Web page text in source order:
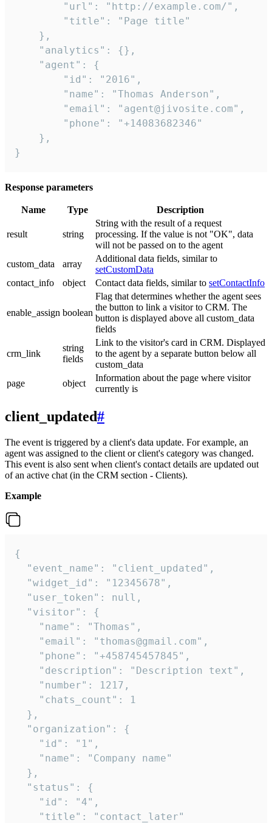
        "url": "http://example.com/",
        "title": "Page title"
    },
    "analytics": {},
    "agent": {
        "id": "2016",
        "name": "Thomas Anderson",
        "email": "agent@jivosite.com",
        "phone": "+14083682346"
    },
}
Response parameters
Name Type Description
result string
String with the result of a request
processing. If the value is not "OK", data
will not be passed on to the agent
custom_data
array
Additional data fields, similar to
setCustomData
contact_info
object Contact data fields, similar to setContactInfo
enable_assign boolean
Flag that determines whether the agent sees
the button to link a visitor to CRM. The
button is displayed above all custom_data
fields
crm_link
string
fields
Link to the visitor's card in CRM. Displayed
to the agent by a separate button below all
custom_data
page
object
Information about the page where visitor
currently is
client_updated#
The event is triggered by a client's data update. For example, an
agent was assigned to the client or client's category was changed.
This event is also sent when client's contact details are updated out
of an active chat (in the CRM section - Clients).
Example
{
  "event_name": "client_updated",
  "widget_id": "12345678",
  "user_token": null,
  "visitor": {
    "name": "Thomas",
    "email": "thomas@gmail.com",
    "phone": "+458745457845",
    "description": "Description text",
    "number": 1217,
    "chats_count": 1
  },
  "organization": {
    "id": "1",
    "name": "Company name"
  },
  "status": {
    "id": "4",
    "title": "contact_later"